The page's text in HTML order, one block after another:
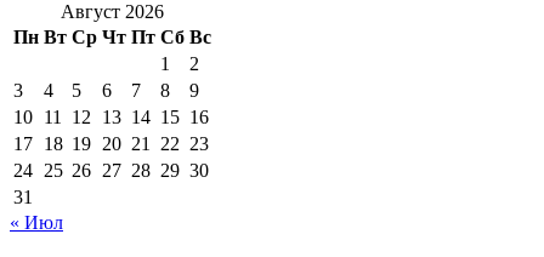
Август 2026
Пн Вт Ср Чт Пт Сб Вс
1
2
3
4 5 6 7 8
9
10 11 12 13 14 15 16
17 18 19 20 21 22 23
24 25 26 27 28 29 30
31
« Июл